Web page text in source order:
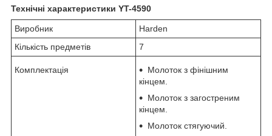
Технічні характеристики YT-4590
Виробник
Harden
Кількість предметів
7
Комплектація
Молоток з фінішним
кінцем.
Молоток з загостреним
кінцем.
Молоток стягуючий.